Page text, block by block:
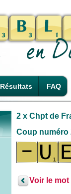
Résultats FAQ
2 x Chpt de
Coup numéro
Voir le